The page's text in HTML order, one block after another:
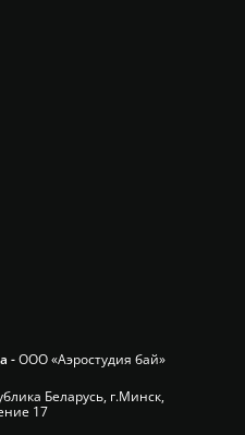
-ООО «Аэростудия бай»
Беларусь, г.Минск,
17